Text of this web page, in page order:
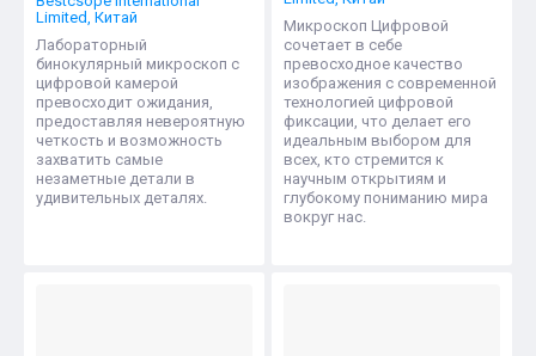
Limited, Китай
Лабораторный
бинокулярный микроскоп с
цифровой камерой
превосходит ожидания,
предоставляя невероятную
четкость и возможность
захватить самые
незаметные детали в
удивительных деталях.
Микроскоп Цифровой
сочетает в себе
превосходное качество
изображения с современной
технологией цифровой
фиксации, что делает его
идеальным выбором для
всех, кто стремится к
научным открытиям и
глубокому пониманию мира
вокруг нас.